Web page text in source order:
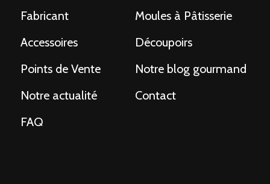
Fabricant
Moules à Pâtisserie
Accessoires
Découpoirs
Points de Vente
Notre blog gourmand
Notre actualité
Contact
FAQ